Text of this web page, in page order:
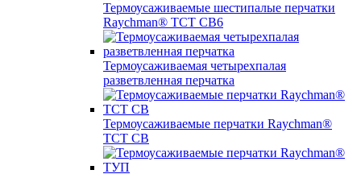
Термоусаживаемые шестипалые перчатки
Raychman® ТСТ СВ6
Термоусаживаемая четырехпалая
разветвленная перчатка
Термоусаживаемые перчатки Raychman®
TCT CB